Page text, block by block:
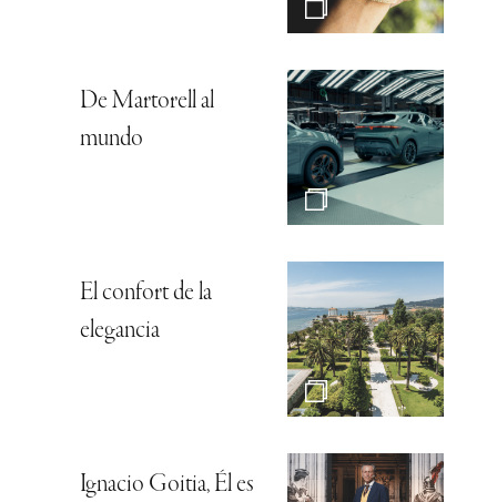
De Martorell al
mundo
El confort de la
elegancia
Ignacio Goitia, Él es